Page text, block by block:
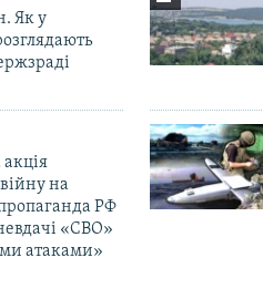
Як у
на
РФ
«СВО»
атаками»